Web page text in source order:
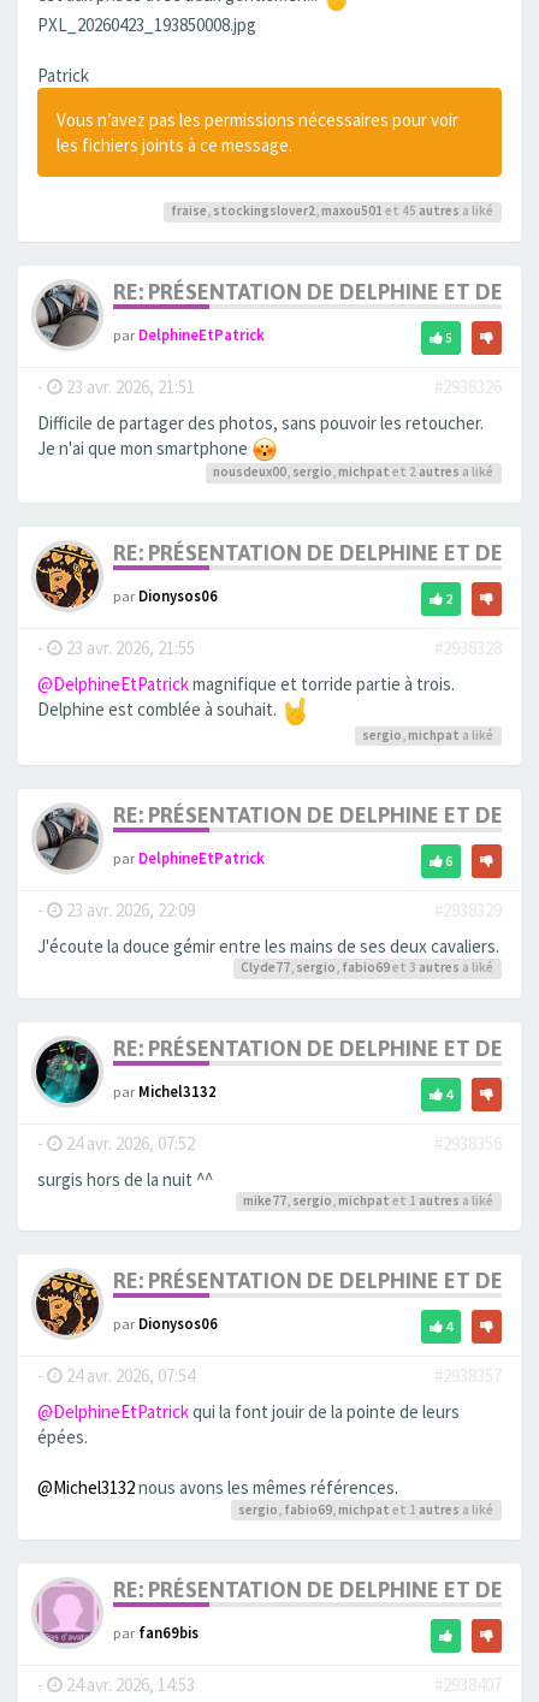
PXL_20260423_193850008.jpg
Patrick
Vous n’avez pas les permissions nécessaires pour voir
les fichiers joints à ce message.
fraise, stockingslover2, maxou501 et 45 autres a liké
RE: PRÉSENTATION DE DELPHINE ET DE
parDelphineEtPatrick 5
- 23 avr. 2026, 21:51
#2938326
Difficile de partager des photos, sans pouvoir les retoucher.
Je n'ai que mon smartphone
nousdeux00, sergio, michpat et 2 autres a liké
RE: PRÉSENTATION DE DELPHINE ET DE
parDionysos06 2
- 23 avr. 2026, 21:55
#2938328
@DelphineEtPatrickmagnifique et torride partie à trois.
Delphine est comblée à souhait.
sergio michpat a liké
RE: PRÉSENTATION DE DELPHINE ET DE
parDelphineEtPatrick 6
- 23 avr. 2026, 22:09
#2938329
J'écoute la douce gémir entre les mains de ses deux cavaliers.
Clyde77, sergio, fabio69et 3 autres a liké
RE: PRÉSENTATION DE DELPHINE ET DE
parMichel3132 4
- 24 avr. 2026, 07:52
#2938356
surgis hors de la nuit ^^
mike77, sergio, michpat et 1 autres a liké
RE: PRÉSENTATION DE DELPHINE ET DE
parDionysos06 4
- 24 avr. 2026, 07:54
#2938357
@DelphineEtPatrickqui la font jouir de la pointe de leurs
épées.
@Michel3132nous avons les mêmes références.
sergio fabio69 michpat et 1 autres a liké
RE: PRÉSENTATION DE DELPHINE ET DE
parfan69bis
- 24 avr. 2026, 14:53
#2938407